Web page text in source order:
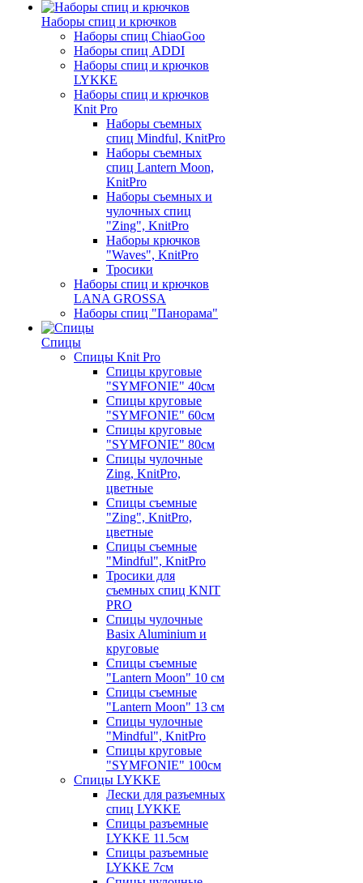
Наборы спиц и крючков
Наборы спиц ChiaoGoo
Наборы спиц ADDI
Наборы спиц и крючков
LYKKE
Наборы спиц и крючков
Knit Pro
Наборы съемных
спиц Mindful, KnitPro
Наборы съемных
спиц Lantern Moon,
KnitPro
Наборы съемных и
чулочных спиц
"Zing", KnitPro
Наборы крючков
"Waves", KnitPro
Тросики
Наборы спиц и крючков
LANA GROSSA
Наборы спиц "Панорама"
Спицы
Спицы Knit Pro
Спицы круговые
"SYMFONIE" 40см
Спицы круговые
"SYMFONIE" 60см
Спицы круговые
"SYMFONIE" 80см
Спицы чулочные
Zing, KnitPro,
цветные
Спицы съемные
"Zing", KnitPro,
цветные
Спицы съемные
"Mindful", KnitPro
Тросики для
съемных спиц KNIT
PRO
Спицы чулочные
Basix Aluminium и
круговые
Спицы съемные
"Lantern Moon" 10 см
Спицы съемные
"Lantern Moon" 13 см
Спицы чулочные
"Mindful", KnitPro
Спицы круговые
"SYMFONIE" 100см
Спицы LYKKE
Лески для разъемных
спиц LYKKE
Спицы разъемные
LYKKE 11.5см
Спицы разъемные
LYKKE 7см